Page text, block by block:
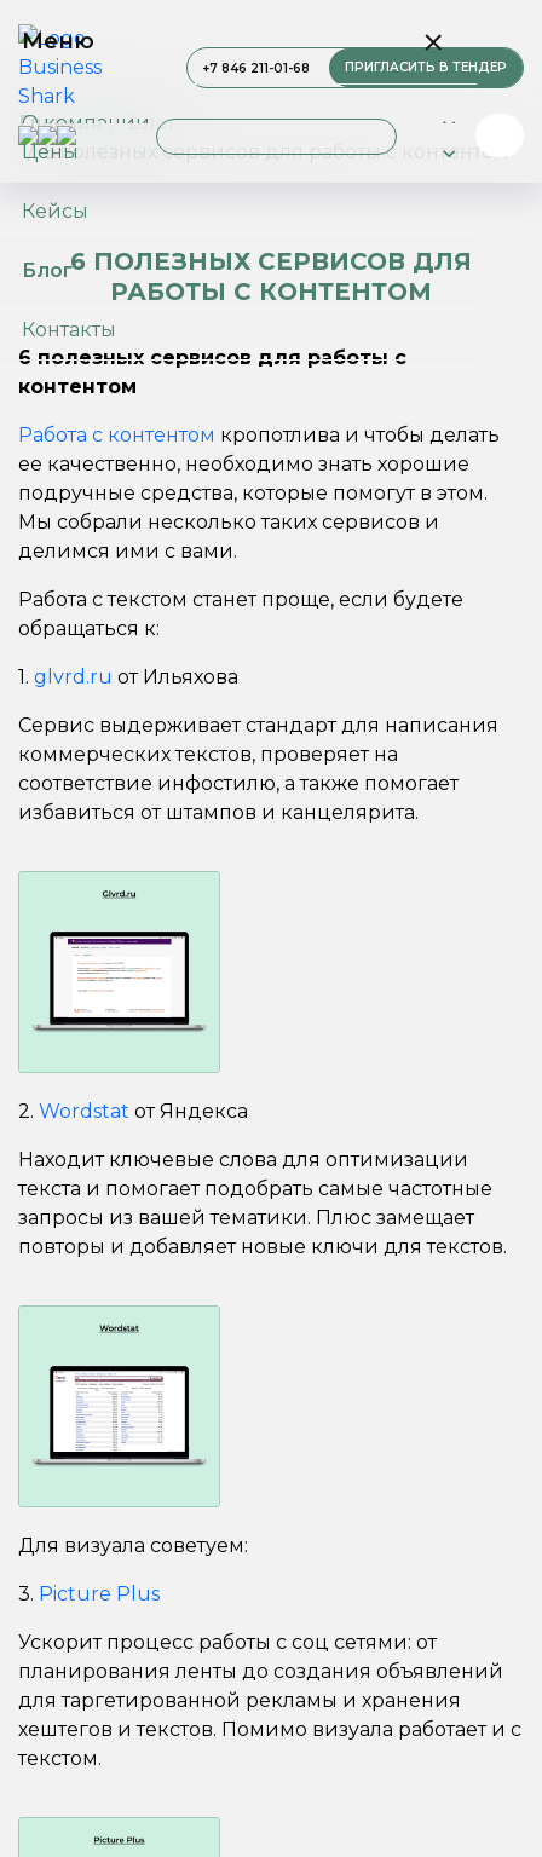
+7 846 211-01-68 ПРИГЛАСИТЬ В ТЕНДЕР
Меню
О компании
Цены
Кейсы
Блог
Контакты
Главная
Блог
6 полезных сервисов для работы с контентом
6 ПОЛЕЗНЫХ СЕРВИСОВ ДЛЯ
РАБОТЫ С КОНТЕНТОМ
6 полезных сервисов для работы с
контентом
Работа с контентом кропотлива и чтобы делать
ее качественно, необходимо знать хорошие
подручные средства, которые помогут в этом.
Мы собрали несколько таких сервисов и
делимся ими с вами.
Работа с текстом станет проще, если будете
обращаться к:
1. glvrd.ru от Ильяхова
Сервис выдерживает стандарт для написания
коммерческих текстов, проверяет на
соответствие инфостилю, а также помогает
избавиться от штампов и канцелярита.
2. Wordstat от Яндекса
Находит ключевые слова для оптимизации
текста и помогает подобрать самые частотные
запросы из вашей тематики. Плюс замещает
повторы и добавляет новые ключи для текстов.
Для визуала советуем:
3. Picture Plus
Ускорит процесс работы с соц сетями: от
планирования ленты до создания объявлений
для таргетированной рекламы и хранения
хештегов и текстов. Помимо визуала работает и с
текстом.